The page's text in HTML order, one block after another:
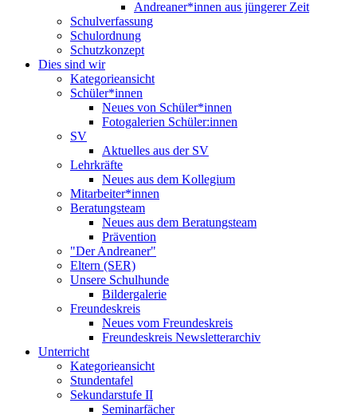
Andreaner*innen aus jüngerer Zeit
Schulverfassung
Schulordnung
Schutzkonzept
Dies sind wir
Kategorieansicht
Schüler*innen
Neues von Schüler*innen
Fotogalerien Schüler:innen
SV
Aktuelles aus der SV
Lehrkräfte
Neues aus dem Kollegium
Mitarbeiter*innen
Beratungsteam
Neues aus dem Beratungsteam
Prävention
"Der Andreaner"
Eltern (SER)
Unsere Schulhunde
Bildergalerie
Freundeskreis
Neues vom Freundeskreis
Freundeskreis Newsletterarchiv
Unterricht
Kategorieansicht
Stundentafel
Sekundarstufe II
Seminarfächer